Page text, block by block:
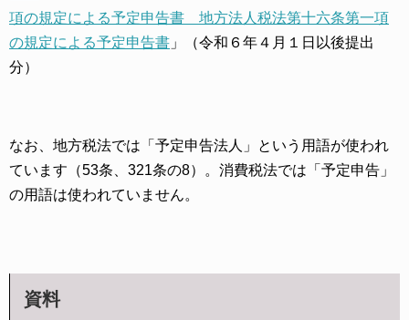
項の規定による予定申告書 地方法人税法第十六条第一項
の規定による予定申告書 」（令和６年４月１日以後提出
分）
なお、地方税法では「予定申告法人」という用語が使われ
ています（53条、321条の8）。消費税法では「予定申告」
の用語は使われていません。
資料